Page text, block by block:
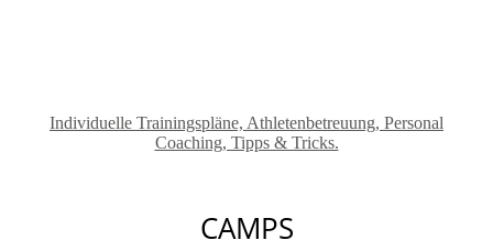
Individuelle Trainingspläne, Athletenbetreuung, Personal
Coaching, Tipps & Tricks.
CAMPS